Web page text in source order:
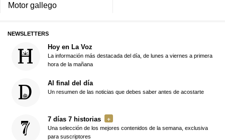
Motor gallego
NEWSLETTERS
Hoy en La Voz
La información más destacada del día, de lunes a viernes a primera
hora de la mañana
Al final del día
Un resumen de las noticias que debes saber antes de acostarte
7 días 7 historias
Una selección de los mejores contenidos de la semana, exclusiva
para suscriptores